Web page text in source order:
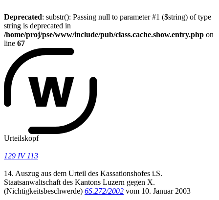
Deprecated: substr(): Passing null to parameter #1 ($string) of type
string is deprecated in
/home/proj/pse/www/include/pub/class.cache.show.entry.php on
line 67
Urteilskopf
129 IV 113
14. Auszug aus dem Urteil des Kassationshofes i.S.
Staatsanwaltschaft des Kantons Luzern gegen X.
(Nichtigkeitsbeschwerde) 6S.272/2002 vom 10. Januar 2003